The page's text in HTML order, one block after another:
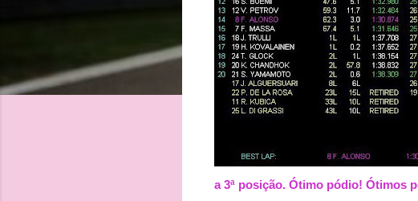
a 3ª posição. Ótimo pódio! Ótimos